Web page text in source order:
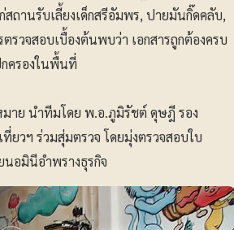
ถานรับเลี้ยงเด็กสรีอัมพร, ปายมันกิ๊ดคลับ,
รวจสอบเบื้องต้นพบว่า เอกสารถูกต้องครบ
ครองในพื้นที่
าย นำทีมโดย พ.อ.ภูมิรัชต์ ดุษฎี รอง
วฯ ร่วมสุ่มตรวจ โดยมุ่งตรวจสอบใบ
อมินีอำพรางธุรกิจ